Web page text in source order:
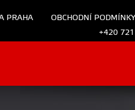
PRAHA OBCHODNÍ PODMÍNKY
+420